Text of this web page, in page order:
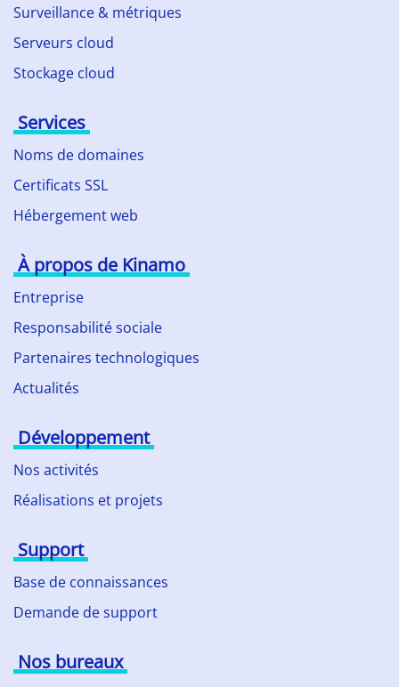
Surveillance & métriques
Serveurs cloud
Stockage cloud
Services
Noms de domaines
Certificats SSL
Hébergement web
À propos de Kinamo
Entreprise
Responsabilité sociale
Partenaires technologiques
Actualités
Développement
Nos activités
Réalisations et projets
Support
Base de connaissances
Demande de support
Nos bureaux